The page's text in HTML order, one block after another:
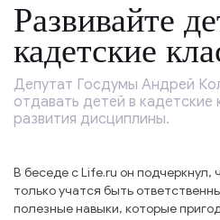
Развивайте
кадетские
Депутат Госдумы Андрей
отдавать детей в
развития дисциплины.
В беседе с Life.ru он подчеркнул,
только учатся быть
полезные навыки, которые